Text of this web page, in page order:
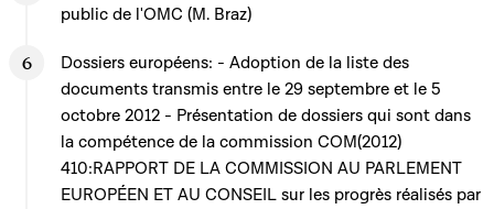
public de l'OMC (M. Braz)
Dossiers européens: - Adoption de la liste des
documents transmis entre le 29 septembre et le 5
octobre 2012 - Présentation de dossiers qui sont dans
la compétence de la commission COM(2012)
410:RAPPORT DE LA COMMISSION AU PARLEMENT
EUROPÉEN ET AU CONSEIL sur les progrès réalisés par